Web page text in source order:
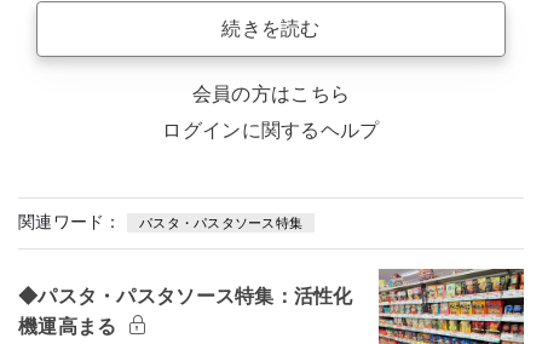
続きを読む
会員の方はこちら
ログインに関するヘルプ
関連ワード： パスタ・パスタソース特集
◆パスタ・パスタソース特集：活性化
機運高まる